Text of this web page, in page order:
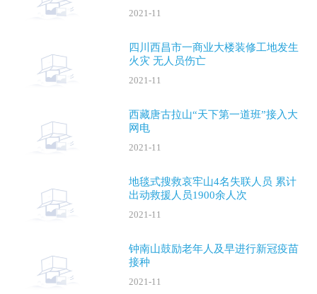
2021-11
四川西昌市一商业大楼装修工地发生
火灾 无人员伤亡
2021-11
西藏唐古拉山“天下第一道班”接入大
网电
2021-11
地毯式搜救哀牢山4名失联人员 累计
出动救援人员1900余人次
2021-11
钟南山鼓励老年人及早进行新冠疫苗
接种
2021-11